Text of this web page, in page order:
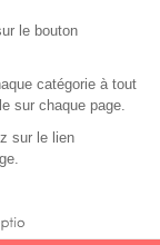
le bouton
catégorie à tout
sur chaque page.
sur le lien